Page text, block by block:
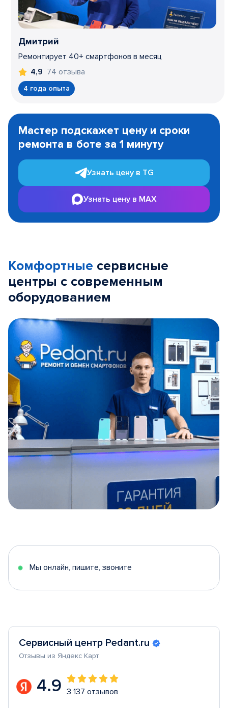
Дмитрий
Ремонтирует 40+ смартфонов в месяц
4,9 74 отзыва
4 года опыта
1
Мастер подскажет цену и сроки
ремонта в боте за 1 минуту
Узнать цену в TG
Узнать цену в MAX
Комфортные сервисные
центры с современным
оборудованием
5
Мы онлайн, пишите, звоните
Сервисный центр Pedant.ru
Отзывы из Яндекс Карт
4.9 3 137 отзывов